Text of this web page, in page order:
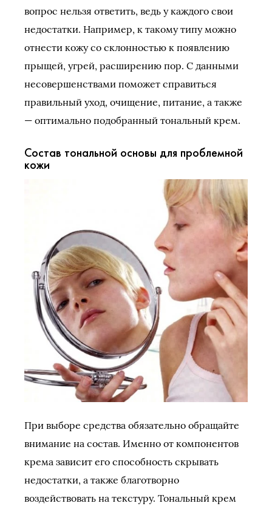
вопрос нельзя ответить, ведь у каждого свои
недостатки. Например, к такому типу можно
отнести кожу со склонностью к появлению
прыщей, угрей, расширению пор. С данными
несовершенствами поможет справиться
правильный уход, очищение, питание, а также
— оптимально подобранный тональный крем.
Состав тональной основы для проблемной
кожи
При выборе средства обязательно обращайте
внимание на состав. Именно от компонентов
крема зависит его способность скрывать
недостатки, а также благотворно
воздействовать на текстуру. Тональный крем